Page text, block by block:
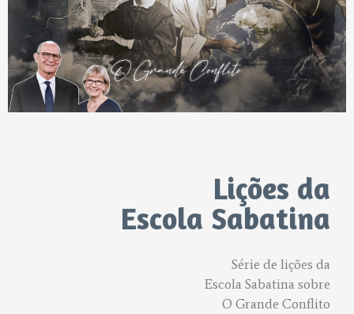
Lições da
Escola Sabatina
Série de lições da
Escola Sabatina sobre
O Grande Conflito